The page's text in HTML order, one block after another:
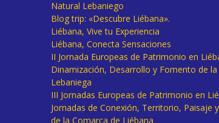
Natural Lebaniego
Blog trip: «Descubre Liébana».
Liébana, Vive tu Experiencia
Liébana, Conecta Sensaciones
II Jornada Europeas de Patrimonio en
Dinamización, Desarrollo y Fomento de la
Lebaniega
III Jornadas Europeas de Patrimonio en
Jornadas de Conexión, Territorio, Paisaje
de la Comarca de Liébana